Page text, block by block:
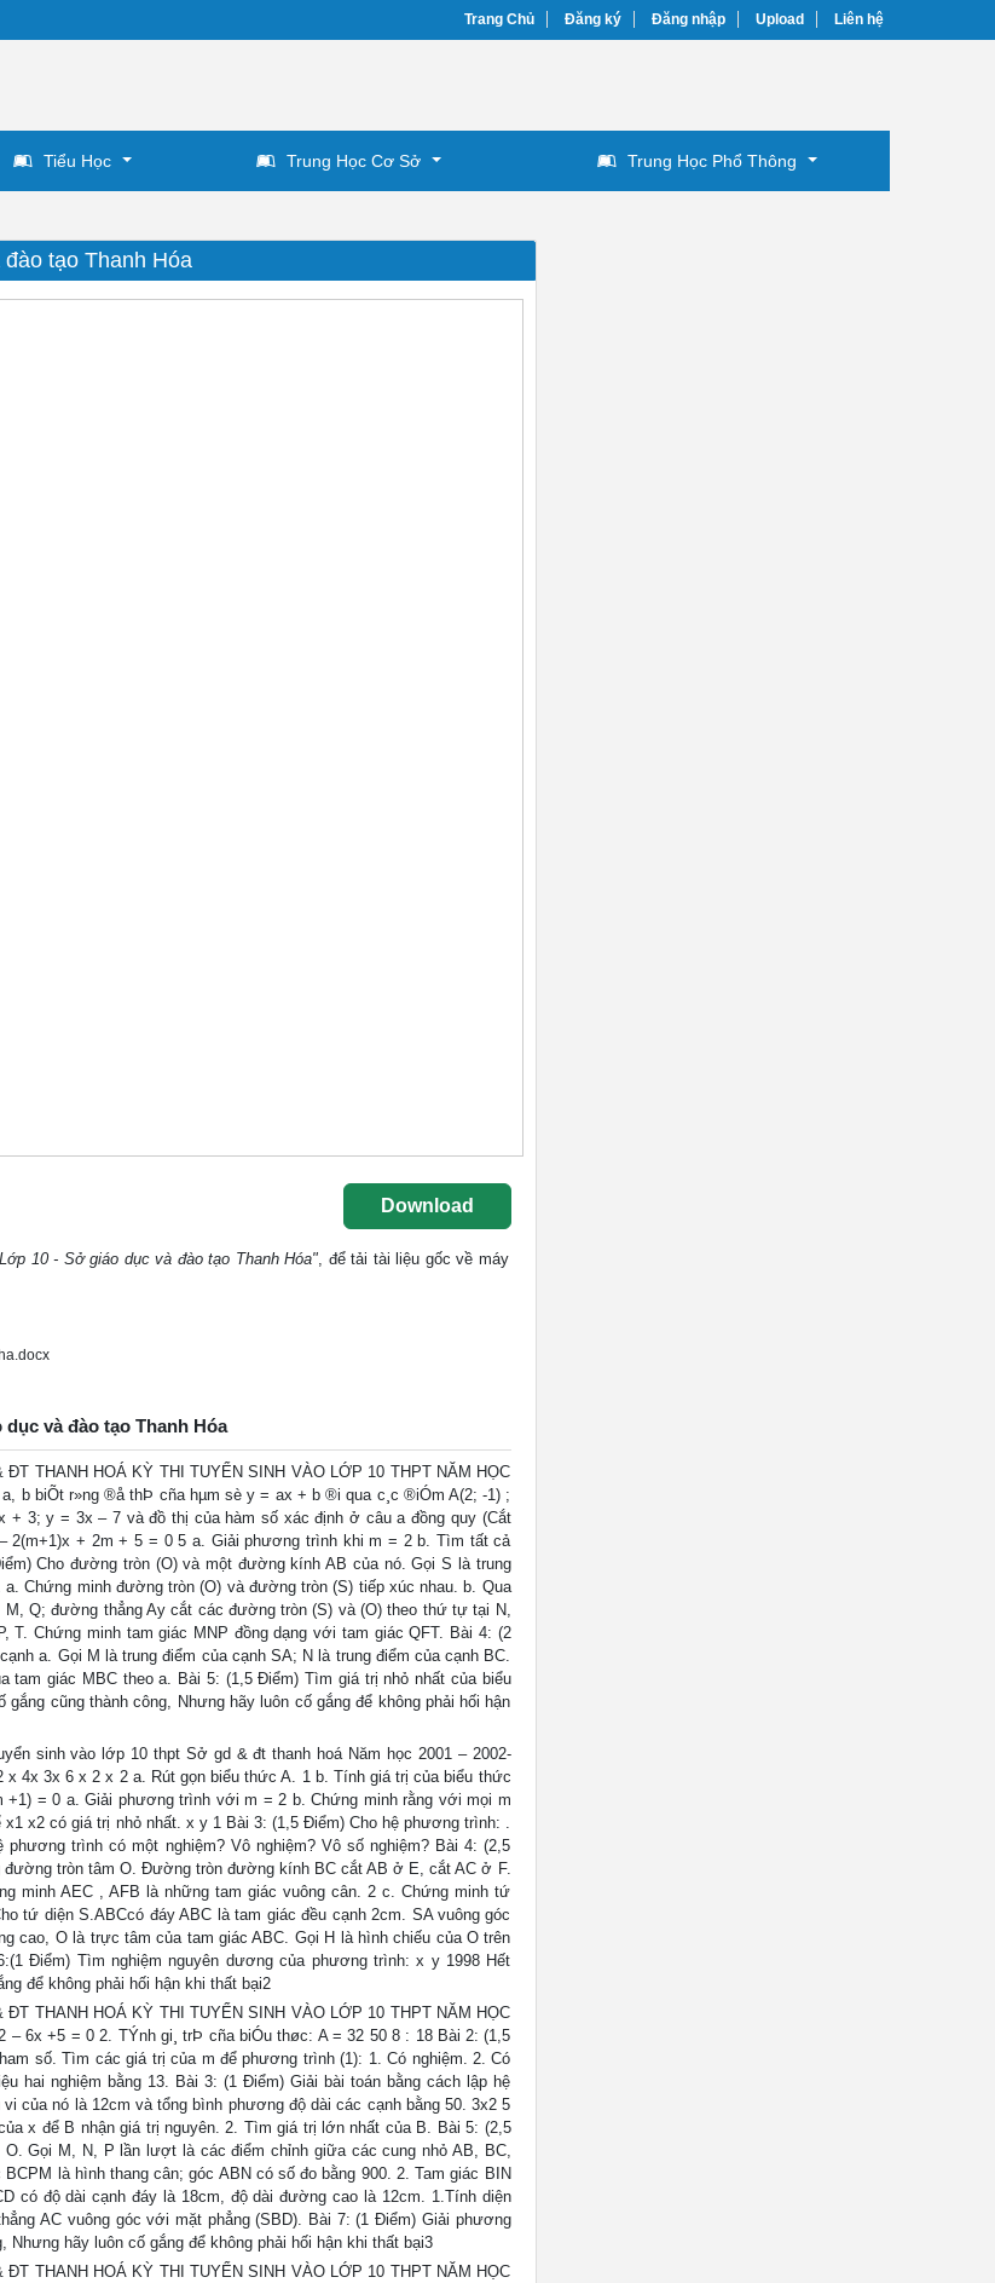
Trang Chủ Đăng ký Đăng nhập Upload Liên hệ
Tiểu Học Trung Học Cơ Sở Trung Học Phổ Thông
tạo Thanh Hóa
Download
10 - Sở giáo dục và đào tạo Thanh Hóa" , để tải tài liệu gốc về máy
và đào tạo Thanh Hóa
THANH HOÁ KỲ THI TUYỂN SINH VÀO LỚP 10 THPT NĂM HỌC
b biÕt r»ng ®å thÞ cña hµm sè y = ax + b ®i qua c¸c ®iÓm A(2; -1) ;
3; y = 3x – 7 và đồ thị của hàm số xác định ở câu a đồng quy (Cắt
2(m+1)x + 2m + 5 = 0 5 a. Giải phương trình khi m = 2 b. Tìm tất cả
Cho đường tròn (O) và một đường kính AB của nó. Gọi S là trung
Chứng minh đường tròn (O) và đường tròn (S) tiếp xúc nhau. b. Qua
Q; đường thẳng Ay cắt các đường tròn (S) và (O) theo thứ tự tại N,
Chứng minh tam giác MNP đồng dạng với tam giác QFT. Bài 4: (2
a. Gọi M là trung điểm của cạnh SA; N là trung điểm của cạnh BC.
giác MBC theo a. Bài 5: (1,5 Điểm) Tìm giá trị nhỏ nhất của biểu
cũng thành công, Nhưng hãy luôn cố gắng để không phải hối hận
sinh vào lớp 10 thpt Sở gd & đt thanh hoá Năm học 2001 – 2002-
4x 3x 6 x 2 x 2 a. Rút gọn biểu thức A. 1 b. Tính giá trị của biểu thức
= 0 a. Giải phương trình với m = 2 b. Chứng minh rằng với mọi m
x2 có giá trị nhỏ nhất. x y 1 Bài 3: (1,5 Điểm) Cho hệ phương trình: .
trình có một nghiệm? Vô nghiệm? Vô số nghiệm? Bài 4: (2,5
tròn tâm O. Đường tròn đường kính BC cắt AB ở E, cắt AC ở F.
minh AEC , AFB là những tam giác vuông cân. 2 c. Chứng minh tứ
tứ diện S.ABCcó đáy ABC là tam giác đều cạnh 2cm. SA vuông góc
O là trực tâm của tam giác ABC. Gọi H là hình chiếu của O trên
Điểm) Tìm nghiệm nguyên dương của phương trình: x y 1998 Hết
để không phải hối hận khi thất bại2
THANH HOÁ KỲ THI TUYỂN SINH VÀO LỚP 10 THPT NĂM HỌC
– 6x +5 = 0 2. TÝnh gi¸ trÞ cña biÓu thøc: A = 32 50 8 : 18 Bài 2: (1,5
số. Tìm các giá trị của m để phương trình (1): 1. Có nghiệm. 2. Có
hai nghiệm bằng 13. Bài 3: (1 Điểm) Giải bài toán bằng cách lập hệ
của nó là 12cm và tổng bình phương độ dài các cạnh bằng 50. 3x2 5
x để B nhận giá trị nguyên. 2. Tìm giá trị lớn nhất của B. Bài 5: (2,5
Gọi M, N, P lần lượt là các điểm chỉnh giữa các cung nhỏ AB, BC,
là hình thang cân; góc ABN có số đo bằng 900. 2. Tam giác BIN
có độ dài cạnh đáy là 18cm, độ dài đường cao là 12cm. 1.Tính diện
AC vuông góc với mặt phẳng (SBD). Bài 7: (1 Điểm) Giải phương
hãy luôn cố gắng để không phải hối hận khi thất bại3
THANH HOÁ KỲ THI TUYỂN SINH VÀO LỚP 10 THPT NĂM HỌC